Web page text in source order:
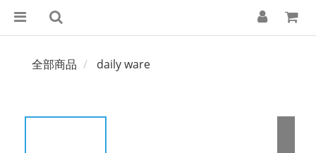
全部商品 daily ware